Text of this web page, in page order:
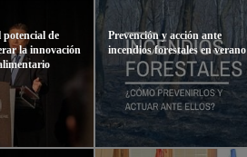
potencial de
la innovación
Prevención y acción ante
incendios forestales en verano